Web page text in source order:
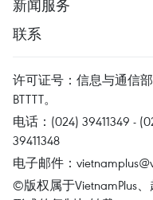
新闻服务
联系
许可证号：信息与通信部
BTTTT。
电话：(024) 39411349 -
39411348
电子邮件：
©版权属于VietnamPlus